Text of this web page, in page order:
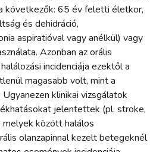
következők: 65 év feletti életkor,
és dehidráció,
aspiratióval vagy anélkül) vagy
Azonban az orális
incidenciája ezektől a
magasabb volt, mint a
klinikai vizsgálatok
jelentettek (pl. stroke,
melyek között halálos
olanzapinnal kezelt betegeknél